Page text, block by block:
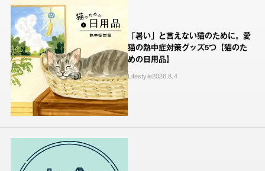
「暑い」と言えない猫のために。愛
猫の熱中症対策グッズ5つ【猫のた
めの日用品】
Lifestyle2026.8.4